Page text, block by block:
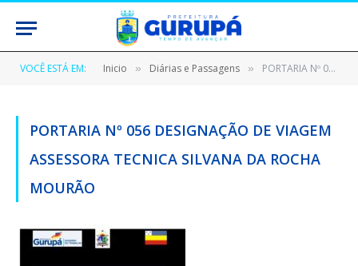
VOCÊ ESTÁ EM: Inicio » Diárias e Passagens » PORTARIA Nº 056 DESIGNAÇÃO DE VIAGEM ASSESSORA TECNICA SILVANA DA ROCHA MOURÃO
PORTARIA Nº 056 DESIGNAÇÃO DE VIAGEM
ASSESSORA TECNICA SILVANA DA ROCHA
MOURÃO